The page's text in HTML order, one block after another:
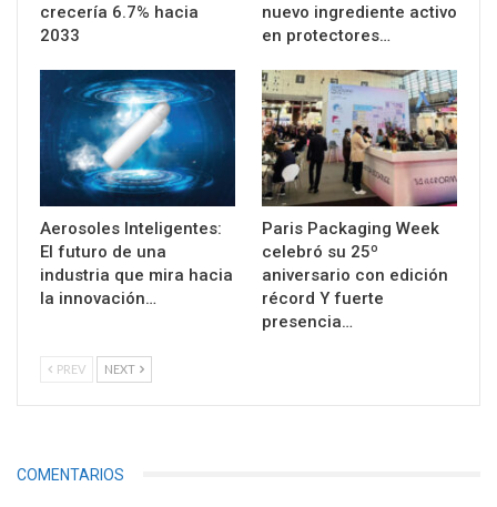
crecería 6.7% hacia
2033
nuevo ingrediente activo
en protectores…
Aerosoles Inteligentes:
El futuro de una
industria que mira hacia
la innovación…
Paris Packaging Week
celebró su 25º
aniversario con edición
récord Y fuerte
presencia…
PREV NEXT
COMENTARIOS